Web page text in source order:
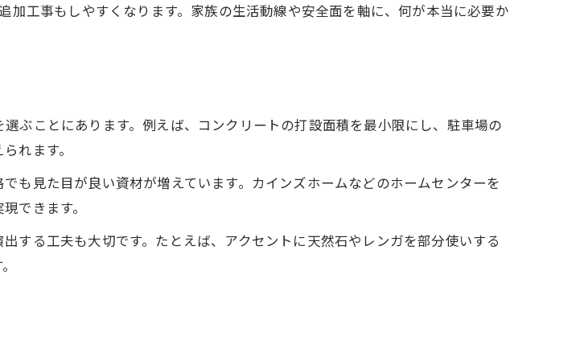
外構工事を叶える資材活用法
力的な外構を作る具体的手順
るおしゃれな節約アイデア集
工事のポイントと成功事例
材料選びと節約テクニック
工事の本当のコツとは
おしゃれを両立する秘訣
知っておきたい外構工事術
ないおしゃれ節約テクニック
工事もしやすくなります。家族の生活動線や安全面を軸に、何が本当に必要か
ぶことにあります。例えば、コンクリートの打設面積を最小限にし、駐車場の
れます。
も見た目が良い資材が増えています。カインズホームなどのホームセンターを
できます。
する工夫も大切です。たとえば、アクセントに天然石やレンガを部分使いする
わせ・ご相談はこちら
わせ・ご相談はこちら